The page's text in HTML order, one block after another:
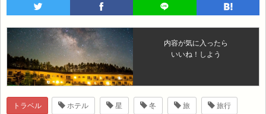
内容が気に入ったら
いいね！しよう
トラベル ホテル 星 冬 旅 旅行